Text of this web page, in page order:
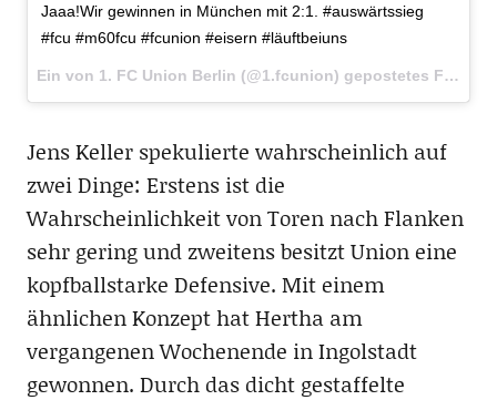
Jaaa!Wir gewinnen in München mit 2:1. #auswärtssieg
#fcu #m60fcu #fcunion #eisern #läuftbeiuns
Ein von 1. FC Union Berlin (@1.fcunion) gepostetes Foto am
Jens Keller spekulierte wahrscheinlich auf
zwei Dinge: Erstens ist die
Wahrscheinlichkeit von Toren nach Flanken
sehr gering und zweitens besitzt Union eine
kopfballstarke Defensive. Mit einem
ähnlichen Konzept hat Hertha am
vergangenen Wochenende in Ingolstadt
gewonnen. Durch das dicht gestaffelte